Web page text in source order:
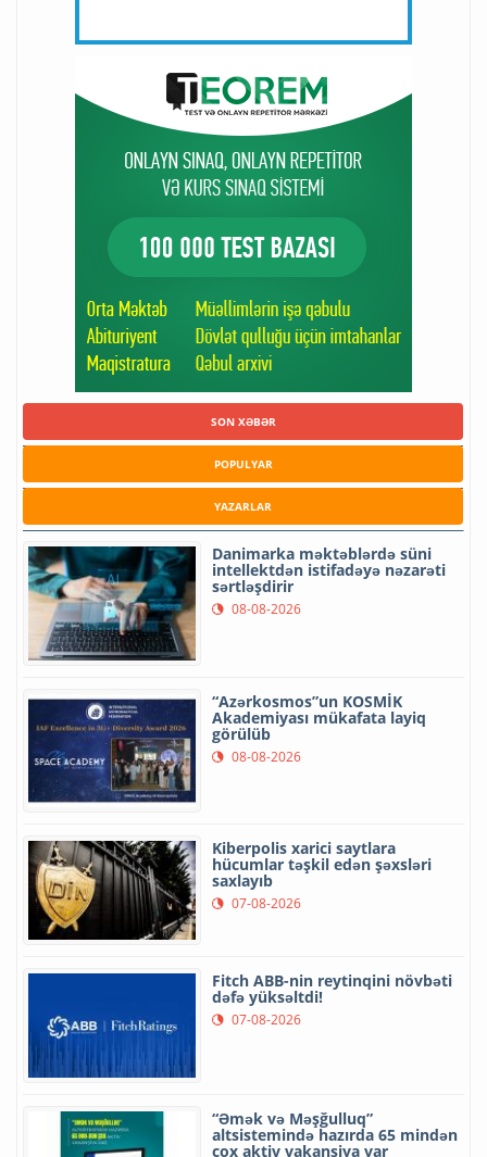
SON XƏBƏR
POPULYAR
YAZARLAR
Danimarka məktəblərdə süni
intellektdən istifadəyə nəzarəti
sərtləşdirir
08-08-2026
“Azərkosmos”un KOSMİK
Akademiyası mükafata layiq
görülüb
08-08-2026
Kiberpolis xarici saytlara
hücumlar təşkil edən şəxsləri
saxlayıb
07-08-2026
Fitch ABB-nin reytinqini növbəti
dəfə yüksəltdi!
07-08-2026
“Əmək və Məşğulluq”
altsistemində hazırda 65 mindən
çox aktiv vakansiya var